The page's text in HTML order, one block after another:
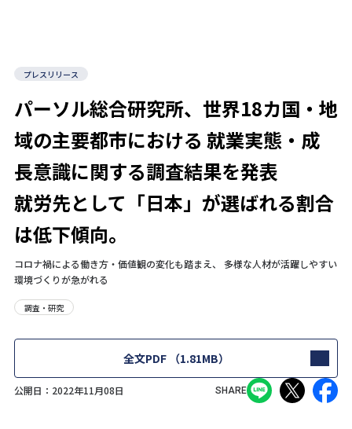
プレスリリース
パーソル総合研究所、世界18カ国・地
域の主要都市における 就業実態・成
長意識に関する調査結果を発表
就労先として「日本」が選ばれる割合
は低下傾向。
コロナ禍による働き方・価値観の変化も踏まえ、 多様な人材が活躍しやすい
環境づくりが急がれる
調査・研究
公開日： 2022年11月08日 SHARE
全文PDF （1.81MB）